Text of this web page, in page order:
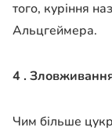
того, куріння
Альцгеймера.
4 .
Чим більше